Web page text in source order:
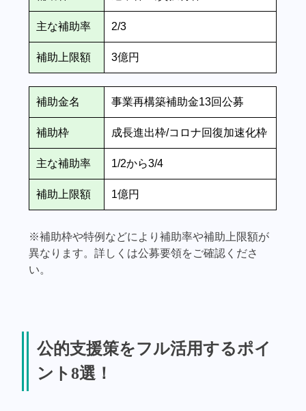
主な補助率 2/3
補助上限額 3億円
補助金名 事業再構築補助金13回公募
補助枠 成長進出枠/コロナ回復加速化枠
主な補助率 1/2から3/4
補助上限額 1億円
※補助枠や特例などにより補助率や補助上限額が
異なります。詳しくは公募要領をご確認くださ
い。
公的支援策をフル活用するポイ
ント8選！